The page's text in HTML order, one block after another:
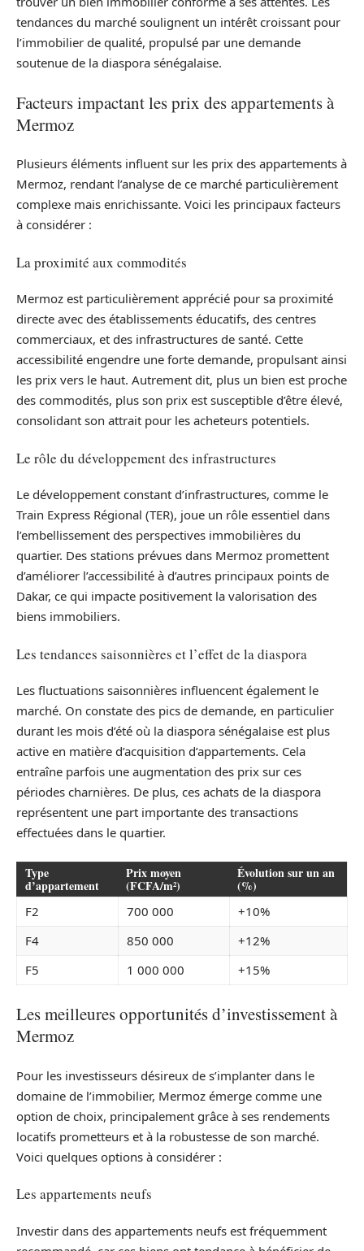
tendances du marché soulignent un intérêt croissant pour
l’immobilier de qualité, propulsé par une demande
soutenue de la diaspora sénégalaise.
Facteurs impactant les prix des appartements à
Mermoz
Plusieurs éléments influent sur les prix des appartements à
Mermoz, rendant l’analyse de ce marché particulièrement
complexe mais enrichissante. Voici les principaux facteurs
à considérer :
La proximité aux commodités
Mermoz est particulièrement apprécié pour sa proximité
directe avec des établissements éducatifs, des centres
commerciaux, et des infrastructures de santé. Cette
accessibilité engendre une forte demande, propulsant ainsi
les prix vers le haut. Autrement dit, plus un bien est proche
des commodités, plus son prix est susceptible d’être élevé,
consolidant son attrait pour les acheteurs potentiels.
Le rôle du développement des infrastructures
Le développement constant d’infrastructures, comme le
Train Express Régional (TER), joue un rôle essentiel dans
l’embellissement des perspectives immobilières du
quartier. Des stations prévues dans Mermoz promettent
d’améliorer l’accessibilité à d’autres principaux points de
Dakar, ce qui impacte positivement la valorisation des
biens immobiliers.
Les tendances saisonnières et l’effet de la diaspora
Les fluctuations saisonnières influencent également le
marché. On constate des pics de demande, en particulier
durant les mois d’été où la diaspora sénégalaise est plus
active en matière d’acquisition d’appartements. Cela
entraîne parfois une augmentation des prix sur ces
périodes charnières. De plus, ces achats de la diaspora
représentent une part importante des transactions
effectuées dans le quartier.
Type
d’appartement
Prix moyen
(FCFA/m²)
Évolution sur un an
(%)
F2 700 000
+10%
F4
850 000
+12%
F5
1 000 000 +15%
Les meilleures opportunités d’investissement à
Mermoz
Pour les investisseurs désireux de s’implanter dans le
domaine de l’immobilier, Mermoz émerge comme une
option de choix, principalement grâce à ses rendements
locatifs prometteurs et à la robustesse de son marché.
Voici quelques options à considérer :
Les appartements neufs
Investir dans des appartements neufs est fréquemment